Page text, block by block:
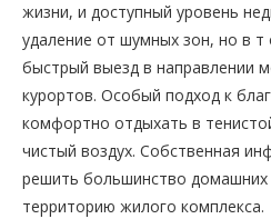
жизни, и доступный уровень
удаление от шумных зон, но в
быстрый выезд в направлении
курортов. Особый подход к
комфортно отдыхать в
чистый воздух. Собственная
решить большинство домашних
территорию жилого комплекса.